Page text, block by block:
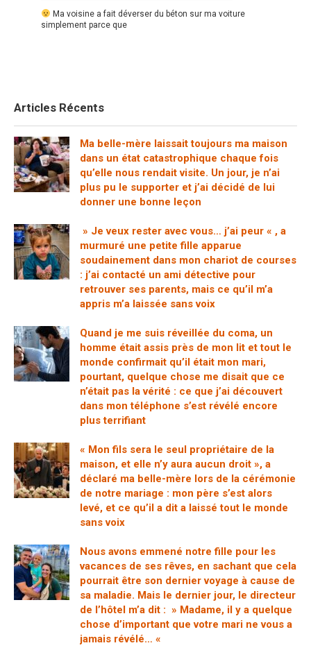
Ma voisine a fait déverser du béton sur ma voiture
simplement parce que
Articles Récents
Ma belle-mère laissait toujours ma maison
dans un état catastrophique chaque fois
qu’elle nous rendait visite. Un jour, je n’ai
plus pu le supporter et j’ai décidé de lui
donner une bonne leçon
» Je veux rester avec vous… j’ai peur « , a
murmuré une petite fille apparue
soudainement dans mon chariot de courses
: j’ai contacté un ami détective pour
retrouver ses parents, mais ce qu’il m’a
appris m’a laissée sans voix
Quand je me suis réveillée du coma, un
homme était assis près de mon lit et tout le
monde confirmait qu’il était mon mari,
pourtant, quelque chose me disait que ce
n’était pas la vérité : ce que j’ai découvert
dans mon téléphone s’est révélé encore
plus terrifiant
« Mon fils sera le seul propriétaire de la
maison, et elle n’y aura aucun droit », a
déclaré ma belle-mère lors de la cérémonie
de notre mariage : mon père s’est alors
levé, et ce qu’il a dit a laissé tout le monde
sans voix
Nous avons emmené notre fille pour les
vacances de ses rêves, en sachant que cela
pourrait être son dernier voyage à cause de
sa maladie. Mais le dernier jour, le directeur
de l’hôtel m’a dit : » Madame, il y a quelque
chose d’important que votre mari ne vous a
jamais révélé… «